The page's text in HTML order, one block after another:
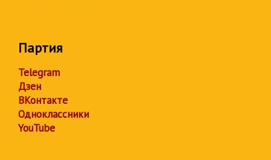
Партия
Telegram
Дзен
ВКонтакте
Одноклассники
YouTube